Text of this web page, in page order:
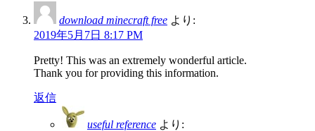
download minecraft free より:
2019年5月7日 8:17 PM
Pretty! This was an extremely wonderful article.
Thank you for providing this information.
返信
useful reference より: